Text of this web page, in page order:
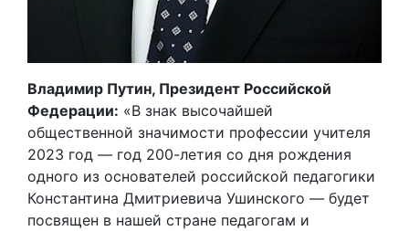
Владимир Путин, Президент Российской
Федерации: «В знак высочайшей
общественной значимости профессии учителя
2023 год — год 200-летия со дня рождения
одного из основателей российской педагогики
Константина Дмитриевича Ушинского — будет
посвящен в нашей стране педагогам и